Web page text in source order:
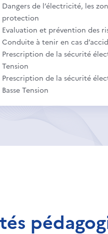
Dangers de l’électricité, les
protection
Evaluation et prévention des
Conduite à tenir en cas
Prescription de la sécurité
Tension
Prescription de la sécurité
Basse Tension